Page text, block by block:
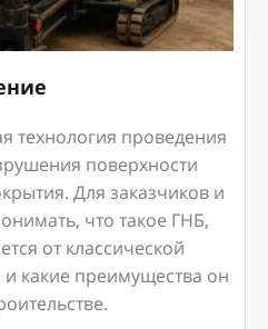
технология проведения
поверхности
Для заказчиков и
что такое ГНБ,
от классической
какие преимущества он